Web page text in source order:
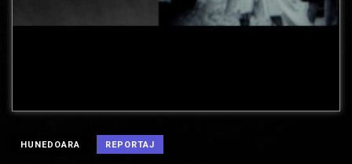
HUNEDOARA REPORTAJ